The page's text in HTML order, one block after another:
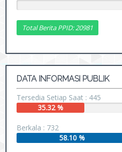
Total Berita PPID: 20981
DATA INFORMASI PUBLIK
Tersedia Setiap Saat : 445
35.32 %
Berkala : 732
58.10 %